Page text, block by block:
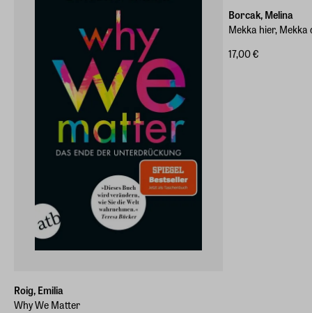
Roig, Emilia
Why We Matter
Borcak, Melina
Mekka hier, Mekka
17,00 €